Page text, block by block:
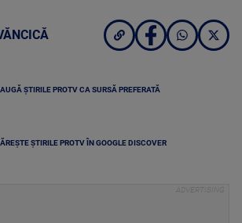
ȘTIRILE PROTV CA SURSĂ PREFERATĂ
ȘTIRILE PROTV ÎN GOOGLE DISCOVER